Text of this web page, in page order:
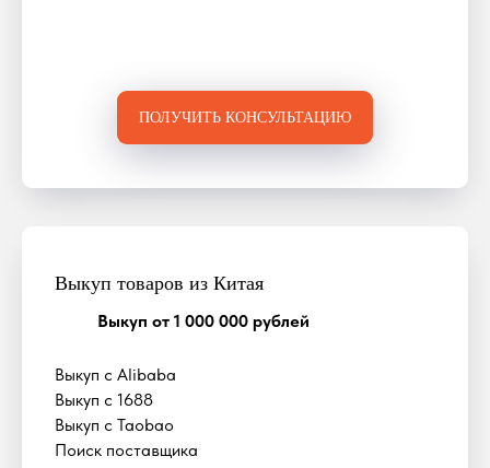
ПОЛУЧИТЬ КОНСУЛЬТАЦИЮ
Выкуп товаров из Китая
Выкуп от 1 000 000 рублей
Выкуп с Alibaba
Выкуп с 1688
Выкуп с Taobao
Поиск поставщика